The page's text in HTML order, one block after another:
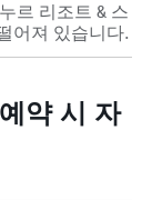
르 리조트 & 스
어져 있습니다.
약 시 자